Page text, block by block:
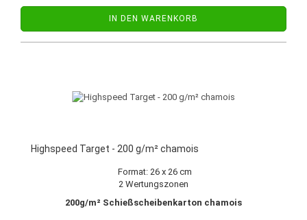
IN DEN WARENKORB
Highspeed Target - 200 g/m² chamois
Format: 26 x 26 cm
2 Wertungszonen
200g/m² Schießscheibenkarton chamois